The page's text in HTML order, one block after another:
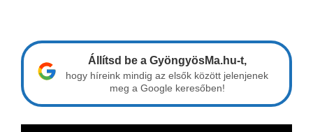
Állítsd be a GyöngyösMa.hu-t,
hogy híreink mindig az elsők között jelenjenek
meg a Google keresőben!